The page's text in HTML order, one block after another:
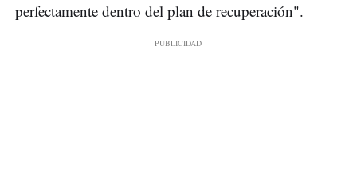
perfectamente dentro del plan de recuperación".